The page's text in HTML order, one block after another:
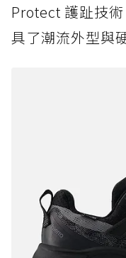
Protect 護趾技
具了潮流外型與